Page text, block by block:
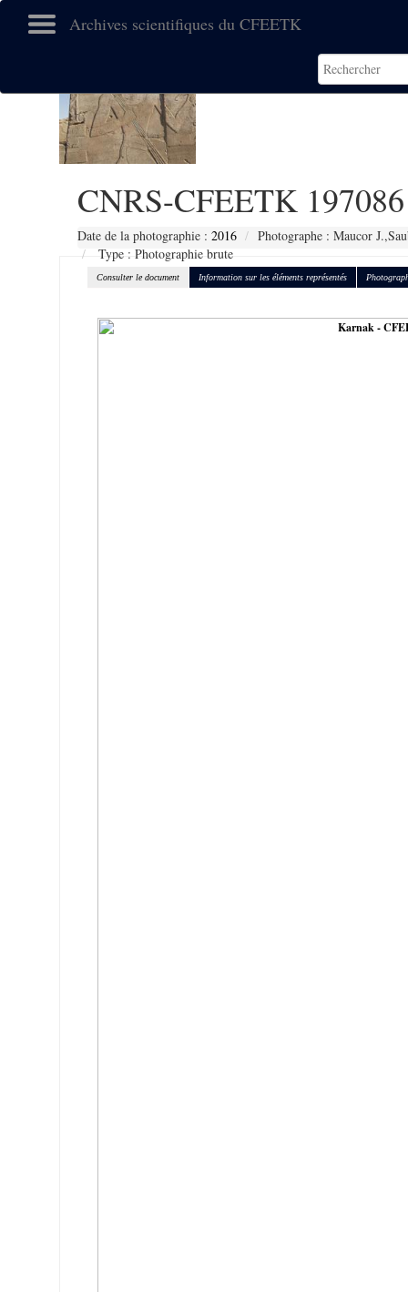
Archives scientifiques du CFEETK
CNRS-CFEETK 197086
Date de la photographie : 2016
Photographe : Maucor
Type : Photographie brute
Consulter le document Information sur les éléments représentés